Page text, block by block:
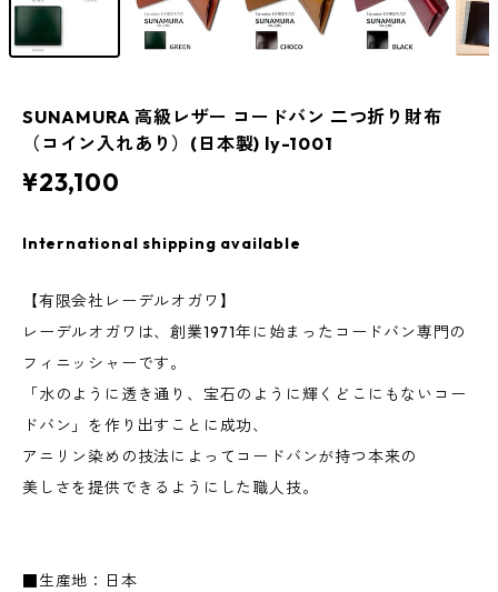
SUNAMURA 高級レザー コードバン 二つ折り財布
（コイン入れあり）(日本製) ly-1001
¥23,100
International shipping available
【有限会社レーデルオガワ】
レーデルオガワは、創業1971年に始まったコードバン専門の
フィニッシャーです。
「水のように透き通り、宝石のように輝くどこにもないコー
ドバン」を作り出すことに成功、
アニリン染めの技法によってコードバンが持つ本来の
美しさを提供できるようにした職人技。
■生産地：日本